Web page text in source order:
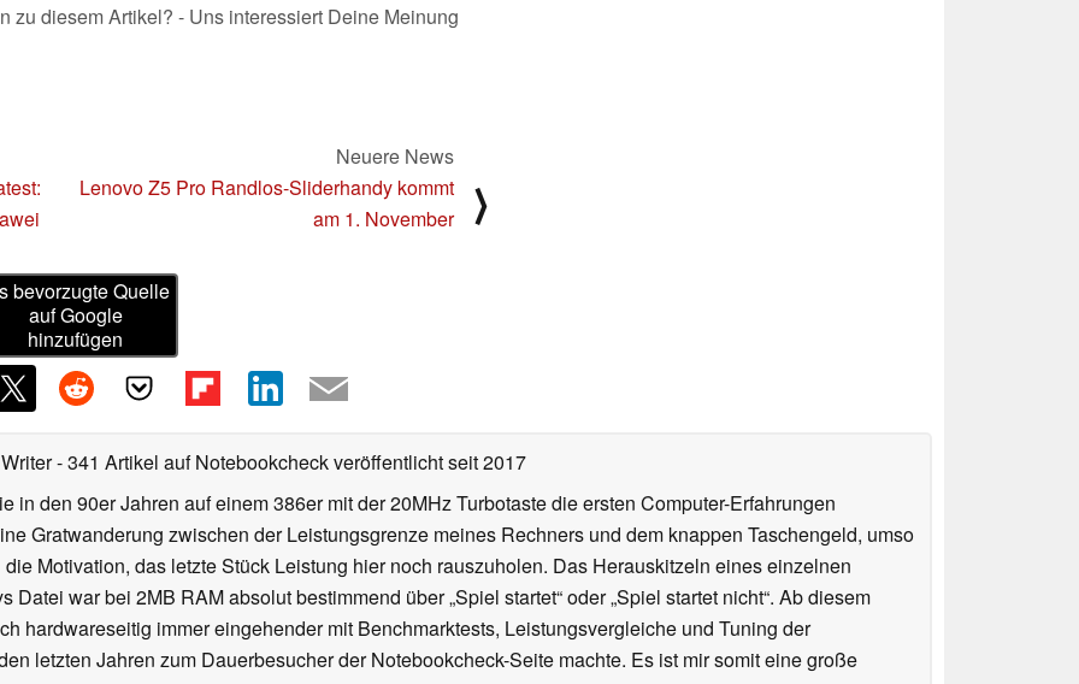
zu diesem Artikel? - Uns interessiert Deine Meinung
Neuere News
Lenovo Z5 Pro Randlos-Sliderhandy kommt
am 1. November
⟩
bevorzugte Quelle
auf Google
hinzufügen
- 341 Artikel auf Notebookcheck veröffentlichtseit 2017
in den 90er Jahren auf einem 386er mit der 20MHz Turbotaste die ersten Computer-Erfahrungen
Gratwanderung zwischen der Leistungsgrenze meines Rechners und dem knappen Taschengeld, umso
Motivation, das letzte Stück Leistung hier noch rauszuholen. Das Herauskitzeln eines einzelnen
Datei war bei 2MB RAM absolut bestimmend über „Spiel startet“ oder „Spiel startet nicht“. Ab diesem
hardwareseitig immer eingehender mit Benchmarktests, Leistungsvergleiche und Tuning der
letzten Jahren zum Dauerbesucher der Notebookcheck-Seite machte. Es ist mir somit eine große